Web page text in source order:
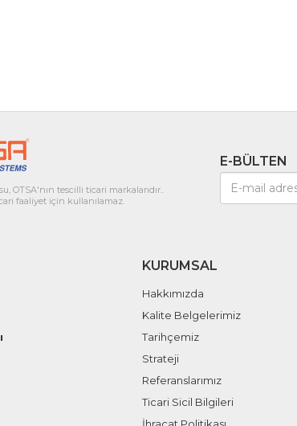
OTSA'nın tescilli ticari markalarıdır..
faaliyet için kullanılamaz.
E-BÜLTEN
KURUMSAL
Hakkımızda
Kalite Belgelerimiz
Tarihçemiz
Strateji
Referanslarımız
Ticari Sicil Bilgileri